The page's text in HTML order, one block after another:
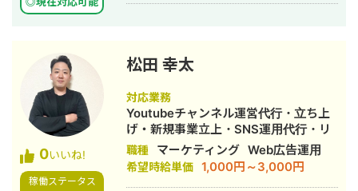
0いいね!
稼働ステータス
松田 幸太
対応業務
Youtubeチャンネル運営代行・立ち上
げ・新規事業立上・SNS運用代行・リ
スティング広告運用代行・動画制作・
動画編集・営業代行
職種 マーケティング Web広告運用
希望時給単価 1,000円～3,000円